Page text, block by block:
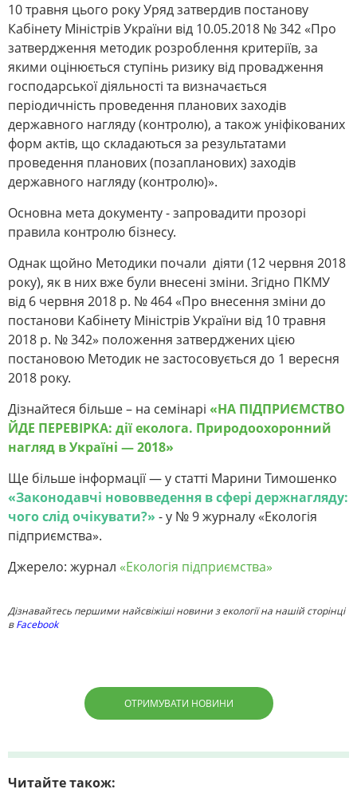
10 травня цього року Уряд затвердив постанову
Кабінету Міністрів України від 10.05.2018 № 342 «Про
затвердження методик розроблення критеріїв, за
якими оцінюється ступінь ризику від провадження
господарської діяльності та визначається
періодичність проведення планових заходів
державного нагляду (контролю), а також уніфікованих
форм актів, що складаються за результатами
проведення планових (позапланових) заходів
державного нагляду (контролю)».
Основна мета документу - запровадити прозорі
правила контролю бізнесу.
Однак щойно Методики почали діяти (12 червня 2018
року), як в них вже були внесені зміни. Згідно ПКМУ
від 6 червня 2018 р. № 464 «Про внесення зміни до
постанови Кабінету Міністрів України від 10 травня
2018 р. № 342» положення затверджених цією
постановою Методик не застосовується до 1 вересня
2018 року.
Дізнайтеся більше – на семінарі «НА ПІДПРИЄМСТВО
ЙДЕ ПЕРЕВІРКА: дії еколога. Природоохоронний
нагляд в Україні — 2018»
Ще більше інформації — у статті Марини Тимошенко
«Законодавчі нововведення в сфері держнагляду:
чого слід очікувати?» - у № 9 журналу «Екологія
підприємства».
Джерело: журнал «Екологія підприємства»
Дізнавайтесь першими найсвіжіші новини з екології на нашій сторінці
вFacebook
ОТРИМУВАТИ НОВИНИ
Читайте також: